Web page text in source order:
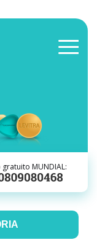
MUNDIAL: